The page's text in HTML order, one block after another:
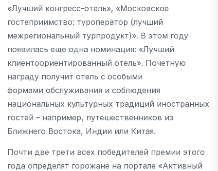
«Лучший конгресс-отель», «Московское
гостеприимство: туроператор (лучший
межрегиональный турпродукт)». В этом году
появилась еще одна номинация: «Лучший
клиентоориентированный отель». Почетную
награду получит отель с особыми
формами обслуживания и соблюдения
национальных культурных традиций иностранных
гостей – например, путешественников из
Ближнего Востока, Индии или Китая.
Почти две трети всех победителей премии этого
года определят горожане на портале «Активный